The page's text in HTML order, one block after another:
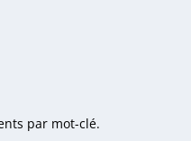
par mot-clé.